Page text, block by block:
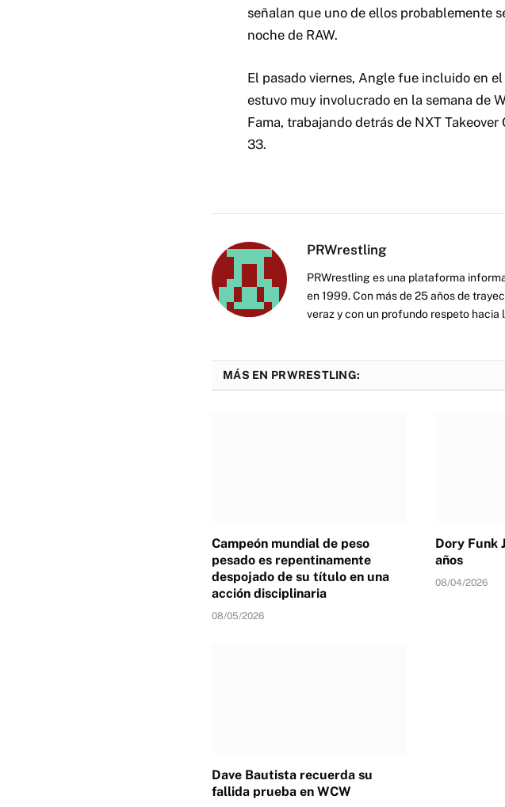
señalan que uno de ellos probablemente
noche de RAW.
El pasado viernes, Angle fue incluido en
estuvo muy involucrado en la semana de
Fama, trabajando detrás de NXT
33.
PRWrestling
PRWrestling es una plataforma
en 1999. Con más de 25 años de
veraz y con un profundo respeto hacia
MÁS EN PRWRESTLING:
Campeón mundial de peso
pesado es repentinamente
despojado de su título en una
acción disciplinaria
08/05/2026
Dory Funk
años
08/04/2026
Dave Bautista recuerda su
fallida prueba en WCW